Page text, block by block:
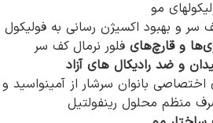
مو
سر و بهبود اکسیژن رسانی به
و قارچ‌های فلور نرمال کف سر
و ضد رادیکال های آزاد
منظم محلول رینفولتیل